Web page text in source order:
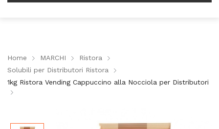
Home MARCHI
Ristora
Solubili per Distributori Ristora
1kg Ristora Vending Cappuccino alla Nocciola per Distributori